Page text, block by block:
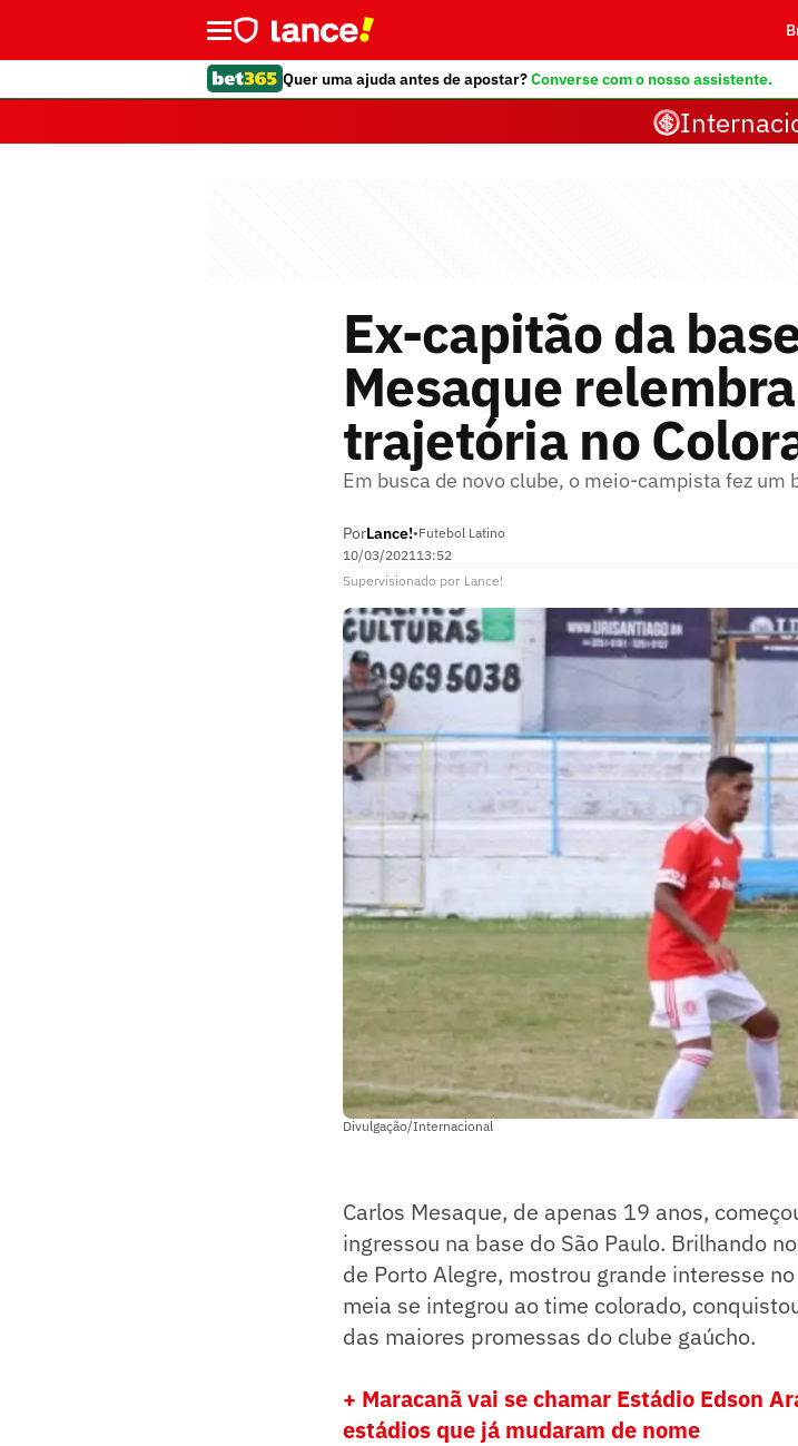
Quer uma ajuda antes de apostar?Converse com o nosso assistente.
Ex-capitão da
Mesaque
trajetória no
Em busca de novo clube, o meio-campista fez
PorLance!•Futebol Latino
10/03/202113:52
Supervisionado por Lance!
Divulgação/Internacional
Carlos Mesaque, de apenas 19 anos,
ingressou na base do São Paulo. Brilhando
de Porto Alegre, mostrou grande interesse
meia se integrou ao time colorado,
das maiores promessas do clube gaúcho.
+ Maracanã vai se chamar Estádio Edson
estádios que já mudaram de nome